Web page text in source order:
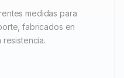
medidas para
fabricados en